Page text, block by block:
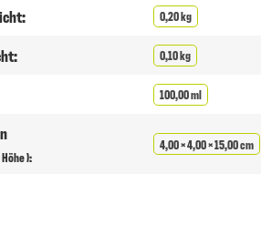
0,20 kg
0,10 kg
100,00 ml
):
4,00 × 4,00 × 15,00 cm